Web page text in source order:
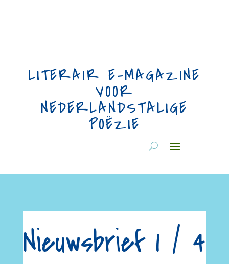
LITERAIR E-MAGAZINE
VOOR
NEDERLANDSTALIGE
POËZIE
Nieuwsbrief 1 / 4